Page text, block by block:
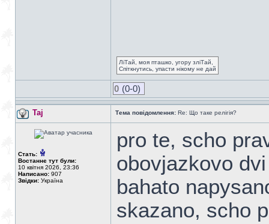
ЛіТай, моя пташко, угору зліТай,
Спіткнутись, упасти нікому не дай
0 (0-0)
Taj Тема повідомлення: Re: Що таке релігія?
Стать:
Востаннє тут були:
10 квітня 2026, 23:36
Написано: 907
Звідки: Україна
pro te, scho
obovjazkovo
bahato
skazano, scho